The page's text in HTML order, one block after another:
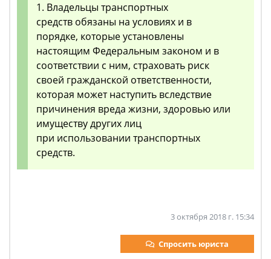
1. Владельцы транспортных
средств обязаны на условиях и в
порядке, которые установлены
настоящим Федеральным законом и в
соответствии с ним, страховать риск
своей гражданской ответственности,
которая может наступить вследствие
причинения вреда жизни, здоровью или
имуществу других лиц
при использовании транспортных
средств.
3 октября 2018 г. 15:34
Спросить юриста